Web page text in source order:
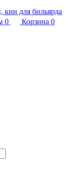
0 Корзина 0